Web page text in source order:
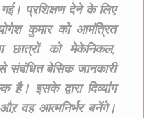
प्रशिक्षण देने के लिए
कुमार को आमंत्रित
छात्रों को मेकेनिकल,
बेसिक जानकारी
है। इसके द्वारा दिव्यांग
वह आत्मनिर्भर बनेंगे।